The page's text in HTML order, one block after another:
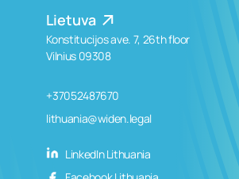
Lietuva
Konstitucijos ave. 7, 26th floor
Vilnius 09308
+37052487670
lithuania@widen.legal
LinkedIn Lithuania